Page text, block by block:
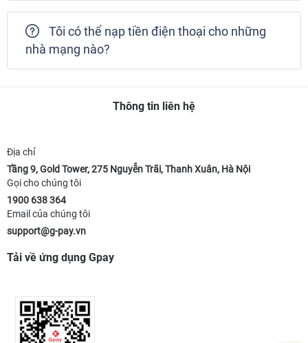
Tôi có thể nạp tiền điện thoại cho những
nhà mạng nào?
Thông tin liên hệ
Địa chỉ
Tầng 9, Gold Tower, 275 Nguyễn Trãi, Thanh Xuân, Hà Nội
Gọi cho chúng tôi
1900 638 364
Email của chúng tôi
support@g-pay.vn
Tải về ứng dụng Gpay